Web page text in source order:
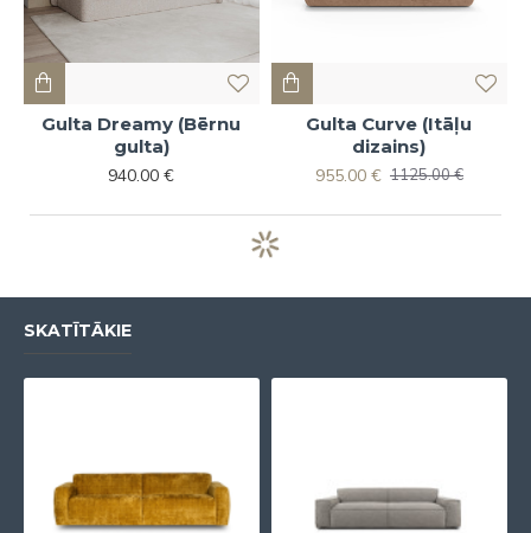
Gulta Dreamy (Bērnu
gulta)
940.00 €
Gulta Curve (Itāļu
dizains)
955.00 € 1125.00 €
SKATĪTĀKIE